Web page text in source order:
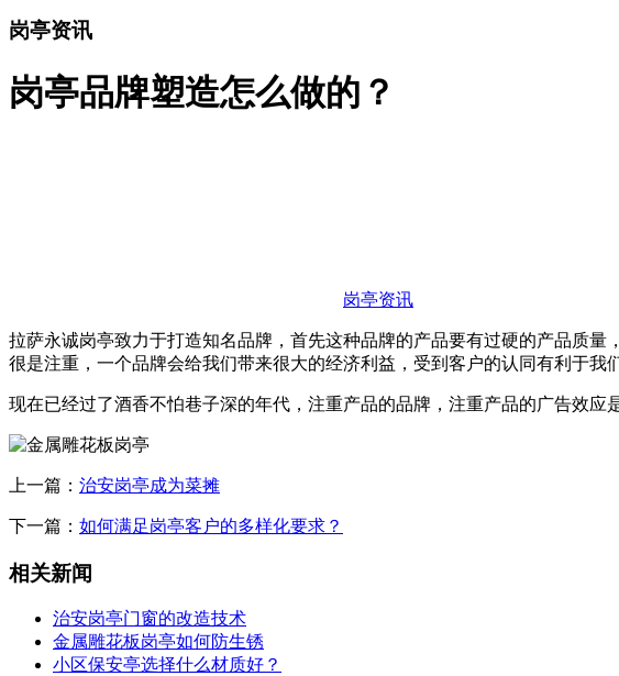
岗亭资讯
岗亭品牌塑造怎么做的？
岗亭资讯
拉萨永诚岗亭致力于打造知名品牌，首先这种品牌的产品要有过硬的产品质
很是注重，一个品牌会给我们带来很大的经济利益，受到客户的认同有利于我
现在已经过了酒香不怕巷子深的年代，注重产品的品牌，注重产品的广告效应
上一篇： 治安岗亭成为菜摊
下一篇： 如何满足岗亭客户的多样化要求？
相关新闻
治安岗亭门窗的改造技术
金属雕花板岗亭如何防生锈
小区保安亭选择什么材质好？